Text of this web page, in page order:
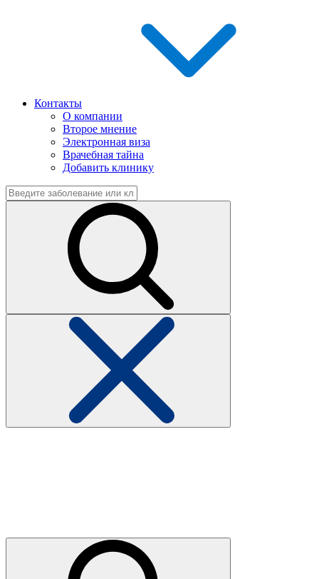
Контакты
О компании
Второе мнение
Электронная виза
Врачебная тайна
Добавить клинику